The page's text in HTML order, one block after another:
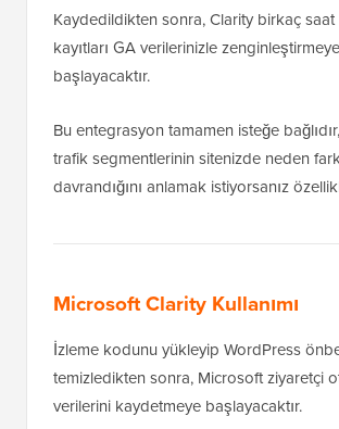
Kaydedildikten sonra, Clarity birkaç
kayıtları GA verilerinizle zenginleştirmeye
başlayacaktır.
Bu entegrasyon tamamen isteğe
trafik segmentlerinin sitenizde neden
davrandığını anlamak istiyorsanız
Microsoft Clarity Kullanımı
İzleme kodunu yükleyip WordPress
temizledikten sonra, Microsoft ziyaretçi
verilerini kaydetmeye başlayacaktır.